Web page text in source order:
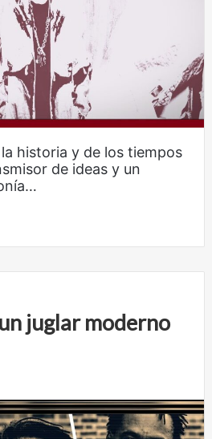
historia y de los tiempos
de ideas y un
juglar moderno